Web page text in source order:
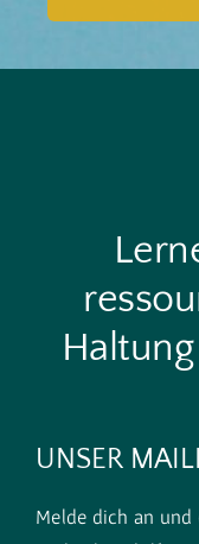
UNSER
Melde dich an